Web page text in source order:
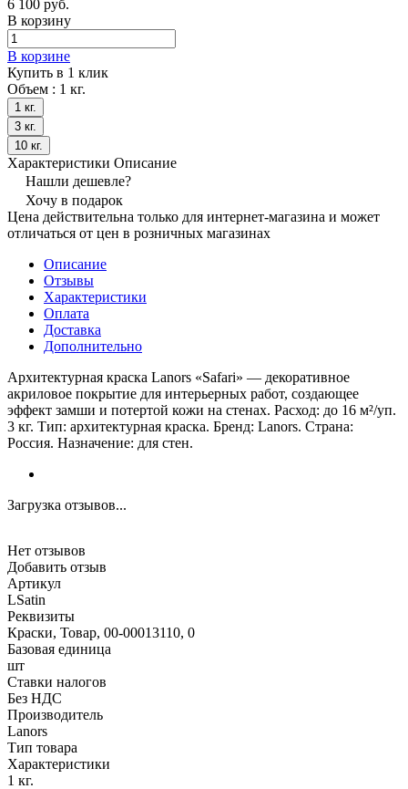
6 100 руб.
В корзину
В корзине
Купить в 1 клик
Объем : 1 кг.
1 кг.
3 кг.
10 кг.
Характеристики Описание
Нашли дешевле?
Хочу в подарок
Цена действительна только для интернет-магазина и может
отличаться от цен в розничных магазинах
Описание
Отзывы
Характеристики
Оплата
Доставка
Дополнительно
Архитектурная краска Lanors «Safari» — декоративное
акриловое покрытие для интерьерных работ, создающее
эффект замши и потертой кожи на стенах. Расход: до 16 м²/уп.
3 кг. Тип: архитектурная краска. Бренд: Lanors. Страна:
Россия. Назначение: для стен.
Загрузка отзывов...
Нет отзывов
Добавить отзыв
Артикул
LSatin
Реквизиты
Краски, Товар, 00-00013110, 0
Базовая единица
шт
Ставки налогов
Без НДС
Производитель
Lanors
Тип товара
Характеристики
1 кг.